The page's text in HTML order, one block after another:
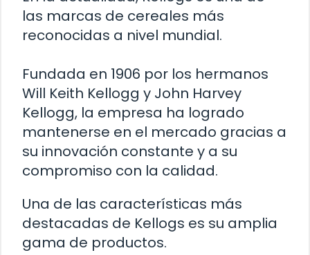
las marcas de cereales más
reconocidas a nivel mundial.
Fundada en 1906 por los hermanos
Will Keith Kellogg y John Harvey
Kellogg, la empresa ha logrado
mantenerse en el mercado gracias a
su innovación constante y a su
compromiso con la calidad.
Una de las características más
destacadas de Kellogs es su amplia
gama de productos.